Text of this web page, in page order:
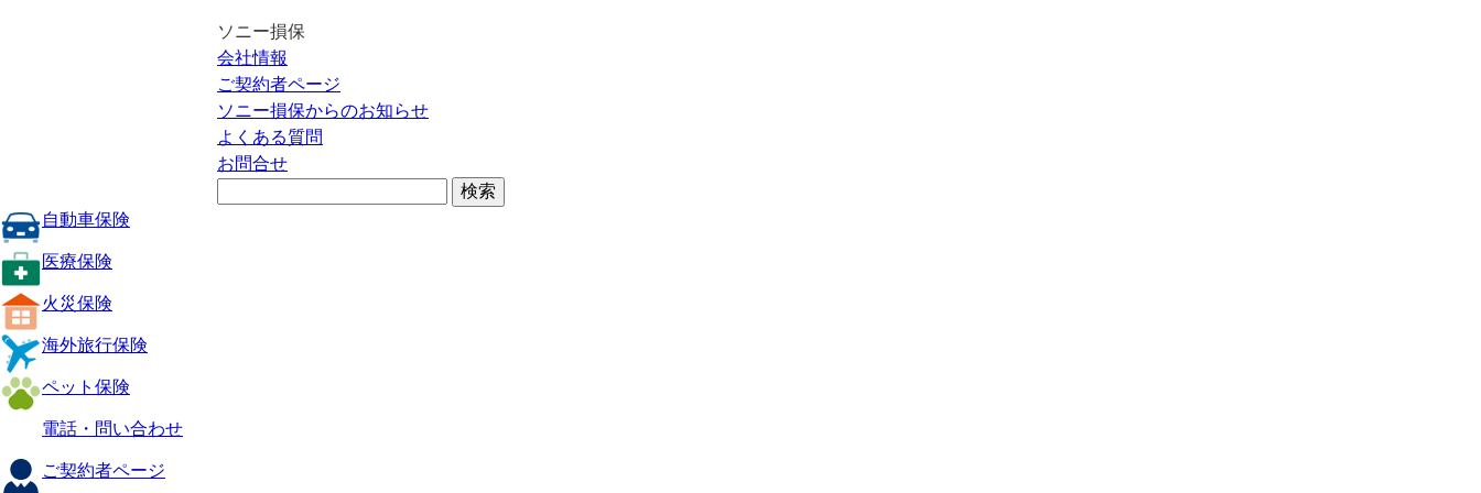
ソニー損保
会社情報
ご契約者ページ
ソニー損保からのお知らせ
よくある質問
お問合せ
自動車保険
医療保険
火災保険
海外旅行保険
ペット保険
電話・問い合わせ
ご契約者ページ